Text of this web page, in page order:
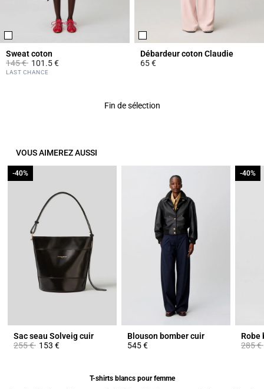
Sweat coton
Prix réduit à partir de
145 €à101.5 €
3,6 out of 5 Customer Rating
LAST CHANCE
Débardeur coton Claudie
65 €
Fin de sélection
VOUS AIMEREZ AUSSI
Sac seau Solveig cuir
Prix réduit à partir de
255 €à
-40%
153 €
-40%
Blouson bomber cuir
545 €
Prix
285 €
-40%
-40%
T-shirts blancs pour femme